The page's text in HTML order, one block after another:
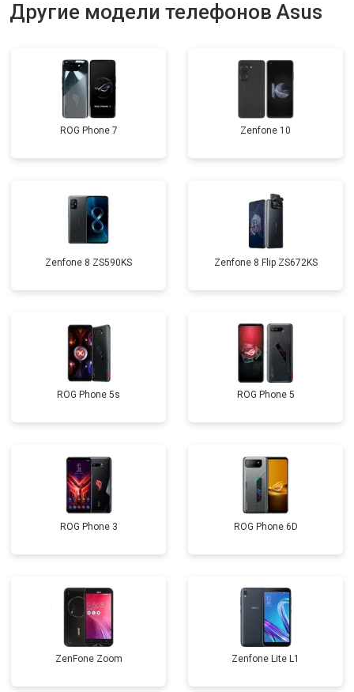
Другие модели телефонов Asus
ROG Phone 7 Zenfone 10
Zenfone 8 ZS590KS Zenfone 8 Flip ZS672KS
ROG Phone 5s ROG Phone 5
ROG Phone 3 ROG Phone 6D
ZenFone Zoom Zenfone Lite L1